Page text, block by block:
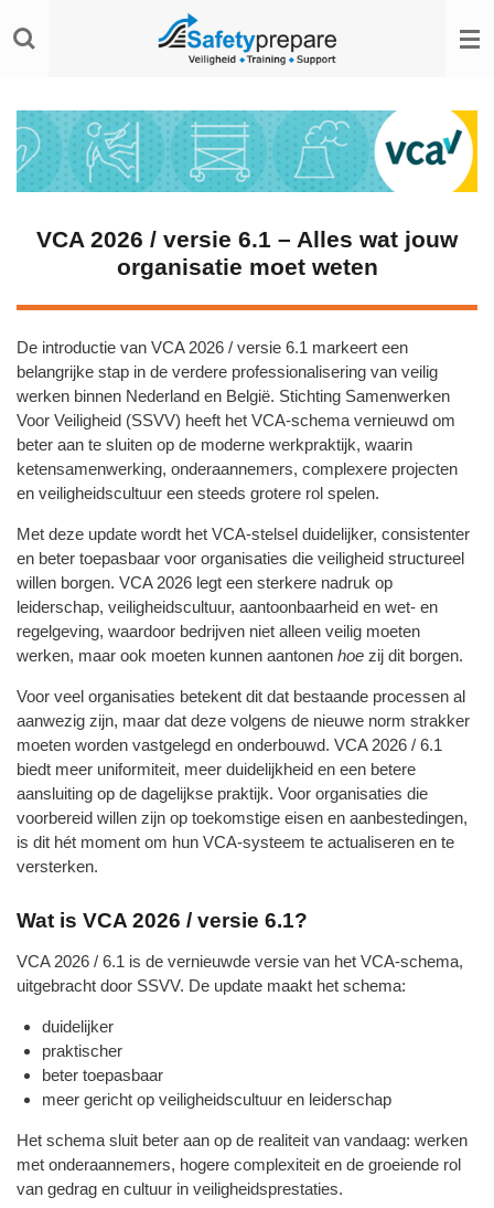
direct
hoofdinhoud
VCA 2026 / versie 6.1 – Alles wat jouw
organisatie moet weten
De introductie van VCA 2026 / versie 6.1 markeert een
belangrijke stap in de verdere professionalisering van veilig
werken binnen Nederland en België. Stichting Samenwerken
Voor Veiligheid (SSVV) heeft het VCA‑schema vernieuwd om
beter aan te sluiten op de moderne werkpraktijk, waarin
ketensamenwerking, onderaannemers, complexere projecten
en veiligheidscultuur een steeds grotere rol spelen.
Met deze update wordt het VCA‑stelsel duidelijker, consistenter
en beter toepasbaar voor organisaties die veiligheid structureel
willen borgen. VCA 2026 legt een sterkere nadruk op
leiderschap, veiligheidscultuur, aantoonbaarheid en wet‑ en
regelgeving, waardoor bedrijven niet alleen veilig moeten
werken, maar ook moeten kunnen aantonen hoe zij dit borgen.
Voor veel organisaties betekent dit dat bestaande processen al
aanwezig zijn, maar dat deze volgens de nieuwe norm strakker
moeten worden vastgelegd en onderbouwd. VCA 2026 / 6.1
biedt meer uniformiteit, meer duidelijkheid en een betere
aansluiting op de dagelijkse praktijk. Voor organisaties die
voorbereid willen zijn op toekomstige eisen en aanbestedingen,
is dit hét moment om hun VCA‑systeem te actualiseren en te
versterken.
Wat is VCA 2026 / versie 6.1?
VCA 2026 / 6.1 is de vernieuwde versie van het VCA‑schema,
uitgebracht door SSVV. De update maakt het schema:
duidelijker
praktischer
beter toepasbaar
meer gericht op veiligheidscultuur en leiderschap
Het schema sluit beter aan op de realiteit van vandaag: werken
met onderaannemers, hogere complexiteit en de groeiende rol
van gedrag en cultuur in veiligheidsprestaties.